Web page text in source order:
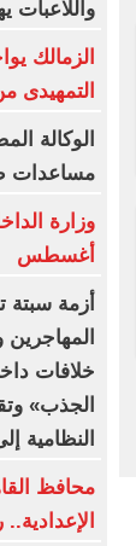
واللاعبات
الزمالك
التمهيدى
الوكالة
مساعدات
أغسطس
أزمة
خلافات
الجذب»
النظامية
محافظ